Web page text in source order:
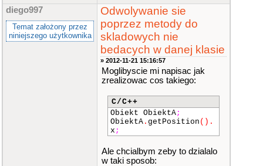
diego997
Temat założony przez
niniejszego użytkownika
Odwolywanie sie
poprzez metody do
skladowych nie
bedacych w danej klasie
» 2012-11-21 15:16:57
Moglibyscie mi napisac jak
zrealizowac cos takiego:
C/C++
Obiekt ObiektA;
ObiektA . getPosition () .
x ;
Ale chcialbym zeby to dzialalo
w taki sposob: